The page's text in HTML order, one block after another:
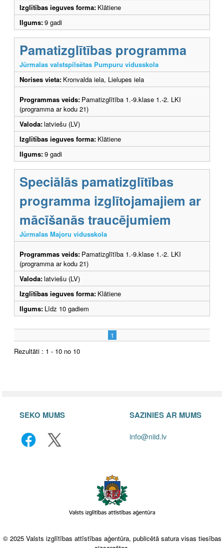
Izglītības ieguves forma: Klātiene
Ilgums:9 gadi
Pamatizglītības programma
Jūrmalas valstspilsētas Pumpuru vidusskola
Norises vieta: Kronvalda iela, Lielupes iela
Programmas veids: Pamatizglītība 1.-9.klase 1.-2. LKI
(programma ar kodu 21)
Valoda:latviešu (LV)
Izglītības ieguves forma: Klātiene
Ilgums:9 gadi
Speciālās pamatizglītības
programma izglītojamajiem ar
mācīšanās traucējumiem
Jūrmalas Majoru vidusskola
Programmas veids: Pamatizglītība 1.-9.klase 1.-2. LKI
(programma ar kodu 21)
Valoda:latviešu (LV)
Izglītības ieguves forma: Klātiene
Ilgums: Līdz 10 gadiem
1
Rezultāti : 1 - 10 no 10
SEKO MUMS SAZINIES AR MUMS
info@niid.lv
© 2025 Valsts izglītības attīstības aģentūra, publicētā satura visas tiesības